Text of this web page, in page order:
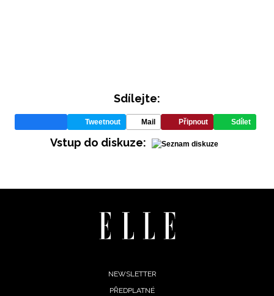
Sdílejte:
Tweetnout Mail Připnout Sdílet
Vstup do diskuze:
NEWSLETTER
PŘEDPLATNÉ